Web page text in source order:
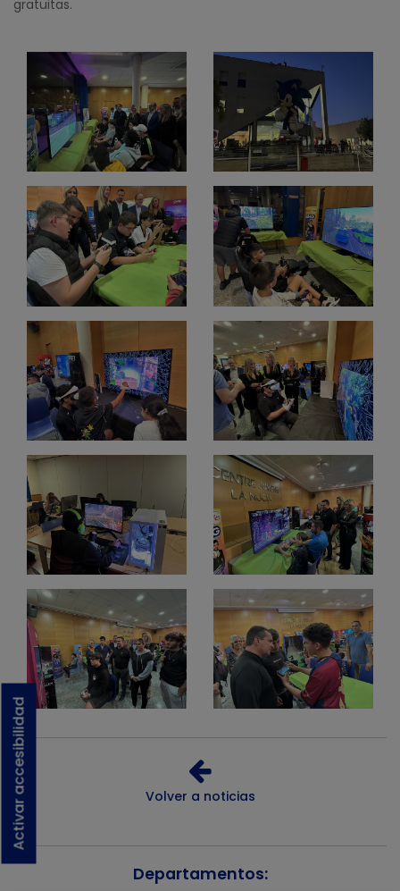
Activar accesibilidad
gratuitas.
Volver a noticias
Departamentos: